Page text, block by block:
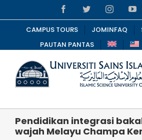
to
content
FacebookTwitterInstagram
CAMPUS TOURS JOMINFAQ
PAUTAN PANTAS
Pendidikan integrasi
wajah Melayu Champa